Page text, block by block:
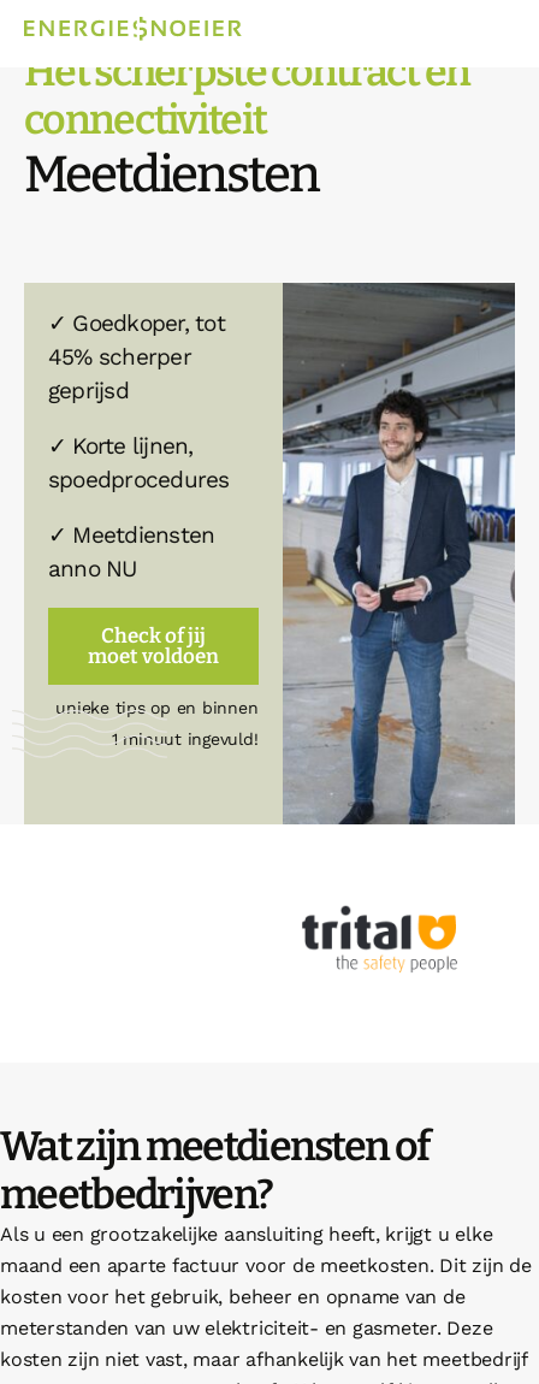
Het scherpste contract en
connectiviteit
Meetdiensten
✓ Goedkoper, tot
45% scherper
geprijsd
✓ Korte lijnen,
spoedprocedures
✓ Meetdiensten
anno NU
Check of jij
moet voldoen
unieke tips op en binnen
1 minuut ingevuld!
Wat zijn meetdiensten of
meetbedrijven?
Als u een grootzakelijke aansluiting heeft, krijgt u elke
maand een aparte factuur voor de meetkosten. Dit zijn de
kosten voor het gebruik, beheer en opname van de
meterstanden van uw elektriciteit- en gasmeter. Deze
kosten zijn niet vast, maar afhankelijk van het meetbedrijf